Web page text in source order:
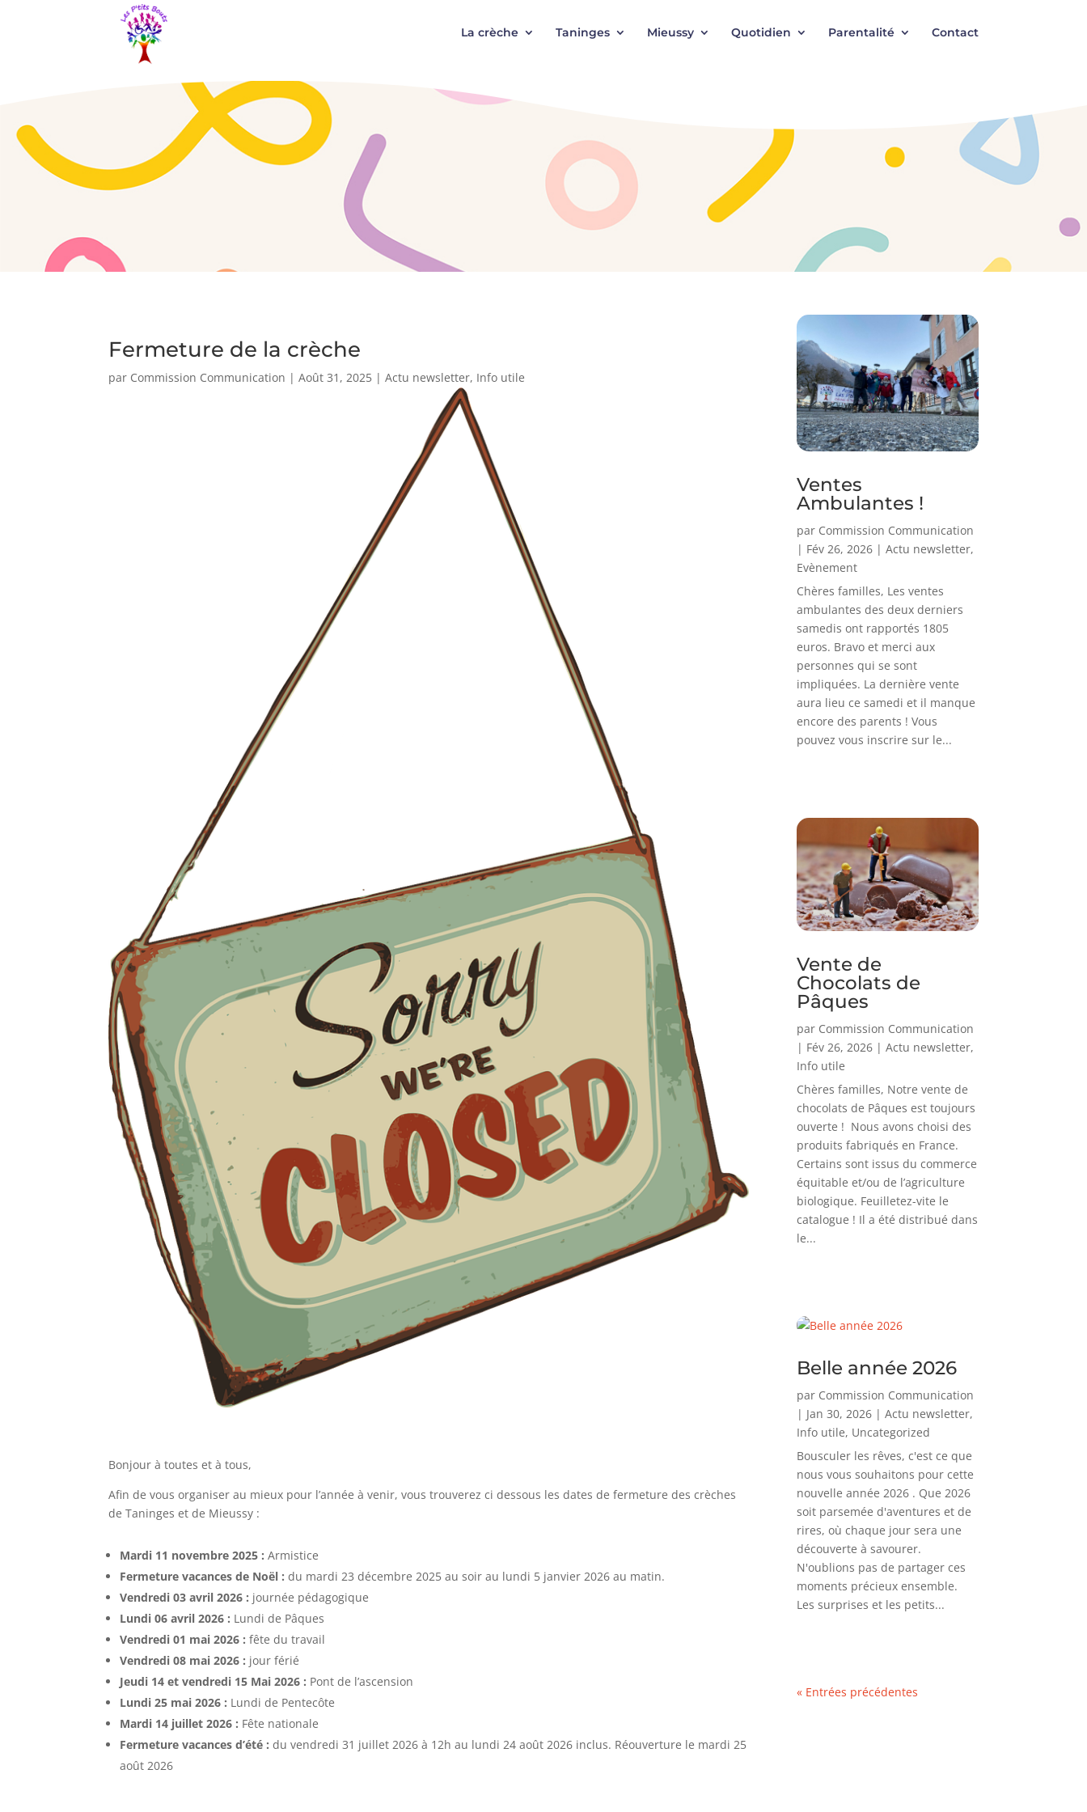
La crèche Taninges Mieussy Quotidien Parentalité Contact
Fermeture de la crèche
par Commission Communication |Août 31, 2025 |Actu newsletter, Info utile
Bonjour à toutes et à tous,
Afin de vous organiser au mieux pour l’année à venir, vous trouverez ci dessous les dates de fermeture des crèches
de Taninges et de Mieussy :
Mardi 11 novembre 2025 : Armistice
Fermeture vacances de Noël :du mardi 23 décembre 2025 au soir au lundi 5 janvier 2026 au matin.
Vendredi 03 avril 2026 : journée pédagogique
Lundi 06 avril 2026 : Lundi de Pâques
Vendredi 01 mai 2026 : fête du travail
Vendredi 08 mai 2026 : jour férié
Jeudi 14 et vendredi 15 Mai 2026 : Pont de l’ascension
Lundi 25 mai 2026 : Lundi de Pentecôte
Mardi 14 juillet 2026 : Fête nationale
Fermeture vacances d’été : du vendredi 31 juillet 2026 à 12h au lundi 24 août 2026 inclus. Réouverture le mardi 25
août 2026
Ventes
Ambulantes !
par Commission Communication
| Fév 26, 2026 |Actu newsletter,
Evènement
Chères familles, Les ventes
ambulantes des deux derniers
samedis ont rapportés 1805
euros. Bravo et merci aux
personnes qui se sont
impliquées. La dernière vente
aura lieu ce samedi et il manque
encore des parents ! Vous
pouvez vous inscrire sur le...
Vente de
Chocolats de
Pâques
par Commission Communication
| Fév 26, 2026 |Actu newsletter,
Info utile
Chères familles, Notre vente de
chocolats de Pâques est toujours
ouverte ! Nous avons choisi des
produits fabriqués en France.
Certains sont issus du commerce
équitable et/ou de l’agriculture
biologique. Feuilletez-vite le
catalogue ! Il a été distribué dans
le...
Belle année 2026
par Commission Communication
| Jan 30, 2026 |Actu newsletter,
Info utile, Uncategorized
Bousculer les rêves, c'est ce que
nous vous souhaitons pour cette
nouvelle année 2026 . Que 2026
soit parsemée d'aventures et de
rires, où chaque jour sera une
découverte à savourer.
N'oublions pas de partager ces
moments précieux ensemble.
Les surprises et les petits...
« Entrées précédentes